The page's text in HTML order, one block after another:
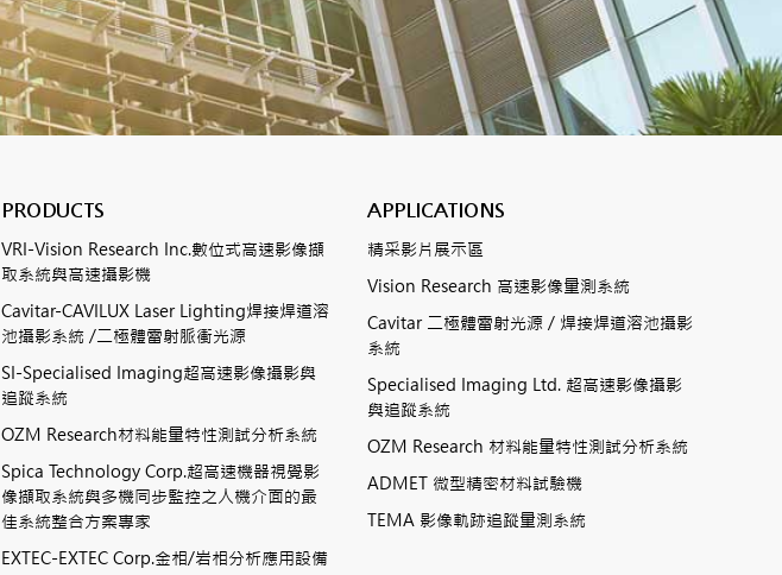
PRODUCTS
VRI-Vision Research Inc.數位式高速影像擷
取系統與高速攝影機
Cavitar-CAVILUX Laser Lighting焊接焊道溶
池攝影系統 /二極體雷射脈衝光源
SI-Specialised Imaging超高速影像攝影與
追蹤系統
OZM Research材料能量特性測試分析系統
Spica Technology Corp.超高速機器視覺影
像擷取系統與多機同步監控之人機介面的最
佳系統整合方案專家
EXTEC-EXTEC Corp.金相/岩相分析應用設備
APPLICATIONS
精采影片展示區
Vision Research 高速影像量測系統
Cavitar 二極體雷射光源 / 焊接焊道溶池攝影
系統
Specialised Imaging Ltd. 超高速影像攝影
與追蹤系統
OZM Research 材料能量特性測試分析系統
ADMET 微型精密材料試驗機
TEMA 影像軌跡追蹤量測系統